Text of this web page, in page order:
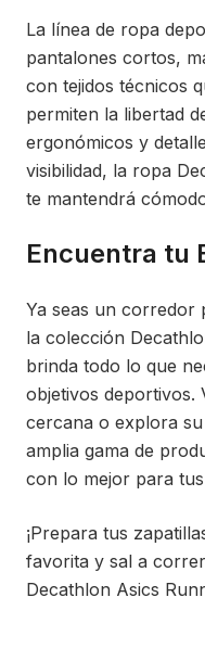
La línea de ropa
pantalones cortos,
con tejidos técnicos
permiten la libertad
ergonómicos y
visibilidad, la ropa
te mantendrá
Encuentra tu
Ya seas un corredor
la colección
brinda todo lo que
objetivos deportivos.
cercana o explora
amplia gama de
con lo mejor para
¡Prepara tus
favorita y sal a
Decathlon Asics